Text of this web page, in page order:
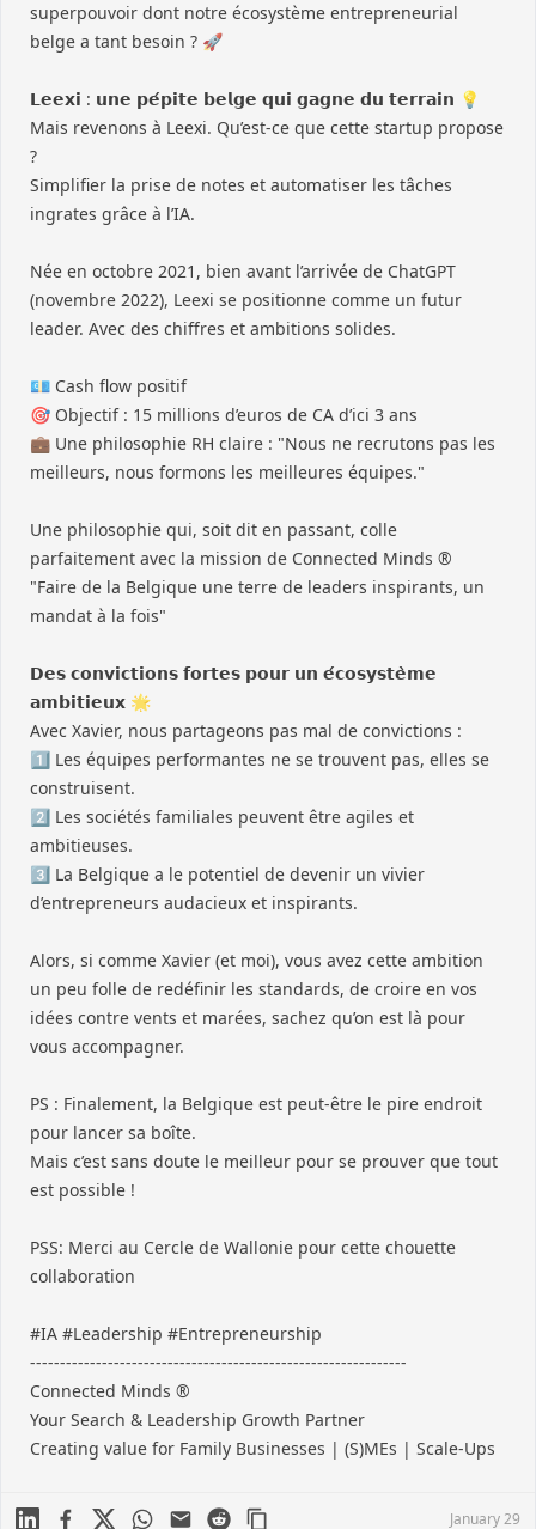
superpouvoir dont notre écosystème entrepreneurial
belge a tant besoin ? 🚀
𝗟𝗲𝗲𝘅𝗶 : 𝘂𝗻𝗲 𝗽𝗲́𝗽𝗶𝘁𝗲 𝗯𝗲𝗹𝗴𝗲 𝗾𝘂𝗶 𝗴𝗮𝗴𝗻𝗲 𝗱𝘂 𝘁𝗲𝗿𝗿𝗮𝗶𝗻 💡
Mais revenons à Leexi. Qu’est-ce que cette startup propose
?
Simplifier la prise de notes et automatiser les tâches
ingrates grâce à l’IA.
Née en octobre 2021, bien avant l’arrivée de ChatGPT
(novembre 2022), Leexi se positionne comme un futur
leader. Avec des chiffres et ambitions solides.
💶 Cash flow positif
🎯 Objectif : 15 millions d’euros de CA d’ici 3 ans
💼 Une philosophie RH claire : "Nous ne recrutons pas les
meilleurs, nous formons les meilleures équipes."
Une philosophie qui, soit dit en passant, colle
parfaitement avec la mission de Connected Minds ®
"Faire de la Belgique une terre de leaders inspirants, un
mandat à la fois"
𝗗𝗲𝘀 𝗰𝗼𝗻𝘃𝗶𝗰𝘁𝗶𝗼𝗻𝘀 𝗳𝗼𝗿𝘁𝗲𝘀 𝗽𝗼𝘂𝗿 𝘂𝗻 𝗲́𝗰𝗼𝘀𝘆𝘀𝘁𝗲̀𝗺𝗲
𝗮𝗺𝗯𝗶𝘁𝗶𝗲𝘂𝘅 🌟
Avec Xavier, nous partageons pas mal de convictions :
1️⃣ Les équipes performantes ne se trouvent pas, elles se
construisent.
2️⃣ Les sociétés familiales peuvent être agiles et
ambitieuses.
3️⃣ La Belgique a le potentiel de devenir un vivier
d’entrepreneurs audacieux et inspirants.
Alors, si comme Xavier (et moi), vous avez cette ambition
un peu folle de redéfinir les standards, de croire en vos
idées contre vents et marées, sachez qu’on est là pour
vous accompagner.
PS : Finalement, la Belgique est peut-être le pire endroit
pour lancer sa boîte.
Mais c’est sans doute le meilleur pour se prouver que tout
est possible !
PSS: Merci au Cercle de Wallonie pour cette chouette
collaboration
#IA #Leadership #Entrepreneurship
---------------------------------------------------------------
Connected Minds ®
Your Search & Leadership Growth Partner
Creating value for Family Businesses | (S)MEs | Scale-Ups
LinkedinFacebook
X WhatsApp
Mail Reddit January 29